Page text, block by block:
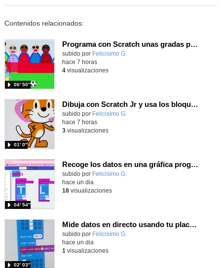
Contenidos relacionados:
Programa con Scratch unas gradas para que produzca el efecto de desplazamiento.
Contenido educativo.
subido por Felicisimo G.
06′ 50″
hace 7 horas
4visualizaciones
Dibuja con Scratch Jr y usa los bloques de aparecer/desparecer para hacer animaciones
Contenido educativo.
subido por Felicisimo G.
01′ 0″
hace 7 horas
3visualizaciones
Recoge los datos en una gráfica programando tu placa microbit con MakeCode y conoce la Tª y nivel de luz en este eclipse
Contenido educativo.
subido por Felicisimo G.
04′ 54″
hace un dia
18visualizaciones
Mide datos en directo usando tu placa microbit y programando con MakeCode dos placas conectadas por radio
Contenido educativo.
subido por Felicisimo G.
02′ 03″
hace un dia
1 visualizaciones